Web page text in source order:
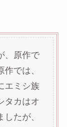
、原作で
では、
エミシ族
タカはオ
たが、